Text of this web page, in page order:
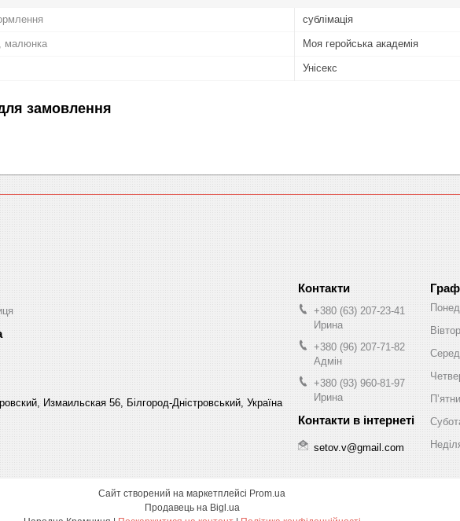
сублімація
малюнка Моя геройська академія
Унісекс
замовлення
Измаильская 56, Білгород-Дністровський, Україна
+380 (63) 207-23-41
Ирина
+380 (96) 207-71-82
Адмін
+380 (93) 960-81-97
Ирина
setov.v@gmail.com
Сайт створений на маркетплейсі Prom.ua
Продавець на Bigl.ua